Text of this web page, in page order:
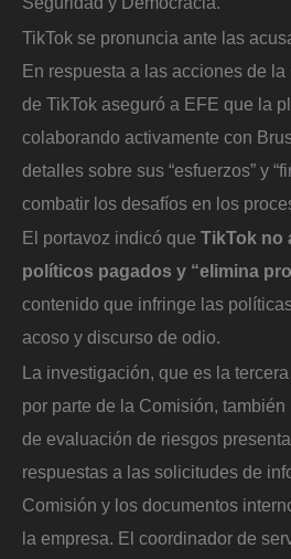
TikTok se pronuncia ante las
En respuesta a las acciones de
de TikTok aseguró a EFE que la
colaborando activamente con
detalles sobre sus “esfuerzos” y
combatir los desafíos en los
El portavoz indicó que TikTok no
políticos pagados y “elimina
contenido que infringe las
acoso y discurso de odio.
La investigación, que es la
por parte de la Comisión,
de evaluación de riesgos
respuestas a las solicitudes de
Comisión y los documentos
la empresa. El coordinador de